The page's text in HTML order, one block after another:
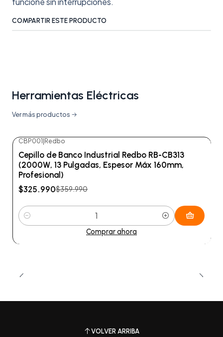
COMPARTIR ESTE PRODUCTO
Herramientas Eléctricas
Ver más productos
CBP001 Redbo
Cepillo de Banco Industrial Redbo RB-CB313
(2000W, 13 Pulgadas, Espesor Máx 160mm,
Profesional)
$325.990$359.990
Cantidad
Comprar ahora
VOLVER ARRIBA